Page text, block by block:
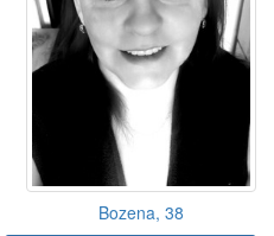
Bozena, 38